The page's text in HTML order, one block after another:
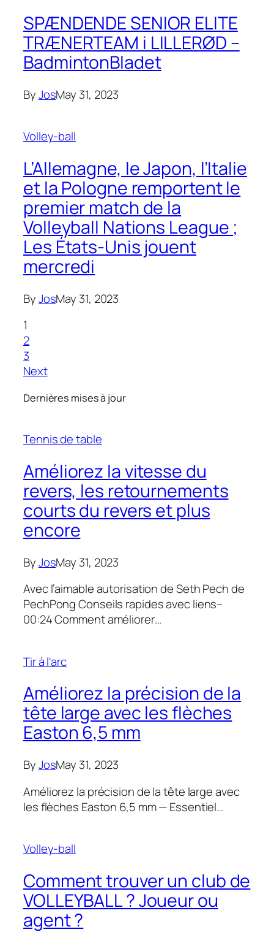
SPÆNDENDE SENIOR ELITE
TRÆNERTEAM i LILLERØD –
BadmintonBladet
ByJosMay 31, 2023
Volley-ball
L’Allemagne, le Japon, l’Italie
et la Pologne remportent le
premier match de la
Volleyball Nations League ;
Les États-Unis jouent
mercredi
ByJosMay 31, 2023
1
2
3
Next
Dernières mises à jour
Tennis de table
Améliorez la vitesse du
revers, les retournements
courts du revers et plus
encore
ByJosMay 31, 2023
Avec l’aimable autorisation de Seth Pech de
PechPong Conseils rapides avec liens–
00:24 Comment améliorer…
Tir à l'arc
Améliorez la précision de la
tête large avec les flèches
Easton 6,5 mm
ByJosMay 31, 2023
Améliorez la précision de la tête large avec
les flèches Easton 6,5 mm — Essentiel…
Volley-ball
Comment trouver un club de
VOLLEYBALL ? Joueur ou
agent ?